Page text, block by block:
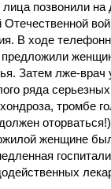
лица позвонили
Отечественной
В ходе
Затем лже-врач
ряда
тромбе
женщине